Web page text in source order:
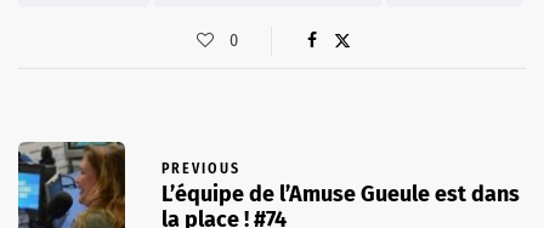
0
PREVIOUS
L’équipe de l’Amuse Gueule est dans
la place ! #74